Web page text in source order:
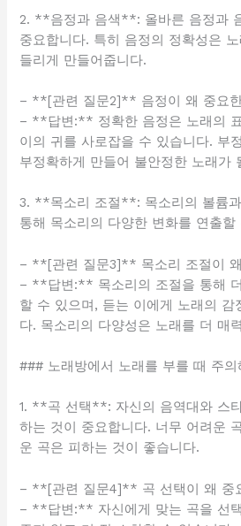
2. **음정과 음색**: 올바른 음정과
중요합니다. 특히 음정의 정확성은
들리게 만들어줍니다.
– **[관련 질문2]** 음정이 왜 중요
– **답변:** 정확한 음정은 노래의
이의 귀를 사로잡을 수 있습니다. 부
부정확하게 만들어 불안정한 노래가
3. **목소리 조절**: 목소리의 볼륨
통해 목소리의 다양한 변화를 연출할
– **[관련 질문3]** 목소리 조절이
– **답변:** 목소리의 조절을 통해
할 수 있으며, 듣는 이에게 노래의 감
다. 목소리의 다양성은 노래를 더 매
### 노래방에서 노래를 부를 때 주의
1. **곡 선택**: 자신의 음역대와 스
하는 것이 중요합니다. 너무 어려운
운 곡은 피하는 것이 좋습니다.
– **[관련 질문4]** 곡 선택이 왜 중
– **답변:** 자신에게 맞는 곡을 선